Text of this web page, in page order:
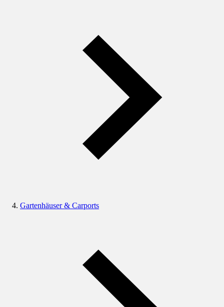
Gartenhäuser & Carports